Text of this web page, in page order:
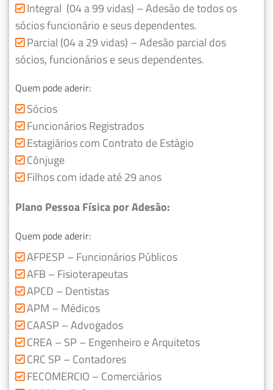
Integral (04 a 99 vidas) – Adesão de todos os
sócios funcionário e seus dependentes.
Parcial (04 a 29 vidas) – Adesão parcial dos
sócios, funcionários e seus dependentes.
Quem pode aderir:
Sócios
Funcionários Registrados
Estagiários com Contrato de Estágio
Cônjuge
Filhos com idade até 29 anos
Plano Pessoa Física por Adesão:
Quem pode aderir:
AFPESP – Funcionários Públicos
AFB – Fisioterapeutas
APCD – Dentistas
APM – Médicos
CAASP – Advogados
CREA – SP – Engenheiro e Arquitetos
CRC SP – Contadores
FECOMERCIO – Comerciários